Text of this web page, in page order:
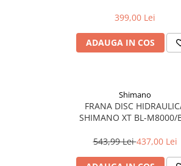
PLACUTE RESIN
399,00 Lei
ADAUGA IN COS
Shimano
FRANA DISC
SHIMANO XT BL-M8000/
RESIN/RADIATOR
543,99 Lei437,00 Lei